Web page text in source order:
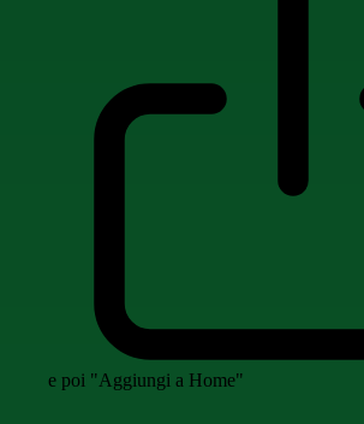
e poi "Aggiungi a Home"